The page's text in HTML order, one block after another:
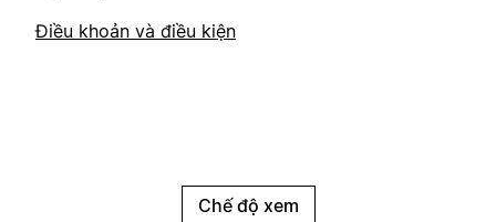
Điều khoản và điều kiện
Chế độ xem